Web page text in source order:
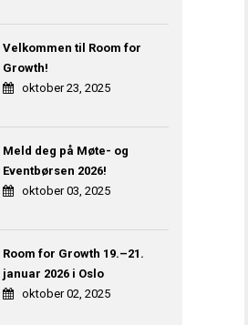
Velkommen til Room for
Growth!
oktober 23, 2025
Meld deg på Møte- og
Eventbørsen 2026!
oktober 03, 2025
Room for Growth 19.–21.
januar 2026 i Oslo
oktober 02, 2025